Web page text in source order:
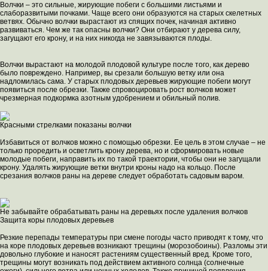
Волчки – это сильные, жирующие побеги с большими листьями и
слаборазвитыми почками. Чаще всего они образуются на старых скелетных
ветвях. Обычно волчки вырастают из спящих почек, начиная активно
развиваться. Чем же так опасны волчки? Они отбирают у дерева силу,
загущают его крону, и на них никогда не завязываются плоды.
Волчки вырастают на молодой плодовой культуре после того, как дерево
было повреждено. Например, вы срезали большую ветку или она
надломилась сама. У старых плодовых деревьев жирующие побеги могут
появиться после обрезки. Также спровоцировать рост волчков может
чрезмерная подкормка азотным удобрением и обильный полив.
Красными стрелками показаны волчки
Избавиться от волчков можно с помощью обрезки. Ее цель в этом случае – не
только проредить и осветлить крону дерева, но и сформировать новые
молодые побеги, направить их по такой траектории, чтобы они не загущали
крону. Удалять жирующие ветки внутри кроны надо на кольцо. После
срезания волчков раны на дереве следует обработать садовым варом.
Не забывайте обрабатывать раны на деревьях после удаления волчков
Защита коры плодовых деревьев
Резкие перепады температуры при смене погоды часто приводят к тому, что
на коре плодовых деревьев возникают трещины (морозобоины). Разломы эти
довольно глубокие и наносят растениям существенный вред. Кроме того,
трещины могут возникать под действием активного солнца (солнечные